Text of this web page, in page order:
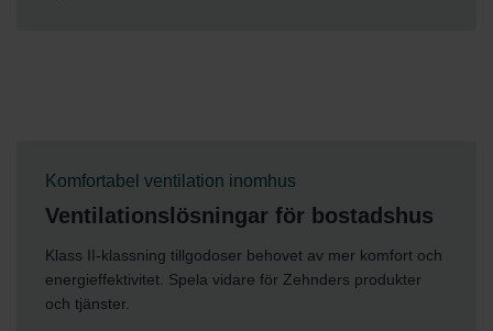
Komfortabel ventilation inomhus
Ventilationslösningar för bostadshus
Klass II-klassning tillgodoser behovet av mer komfort och
energieffektivitet. Spela vidare för Zehnders produkter
och tjänster.